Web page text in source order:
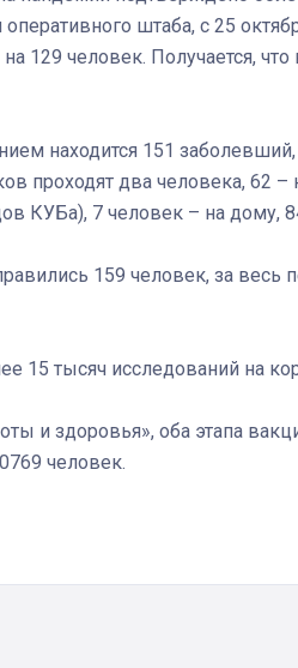
штаба, с 25
129 человек. Получается,
находится 151
проходят два человека, 62 –
КУБа), 7 человек – на дому,
159 человек, за
15 тысяч исследований на
и здоровья», оба этапа
человек.